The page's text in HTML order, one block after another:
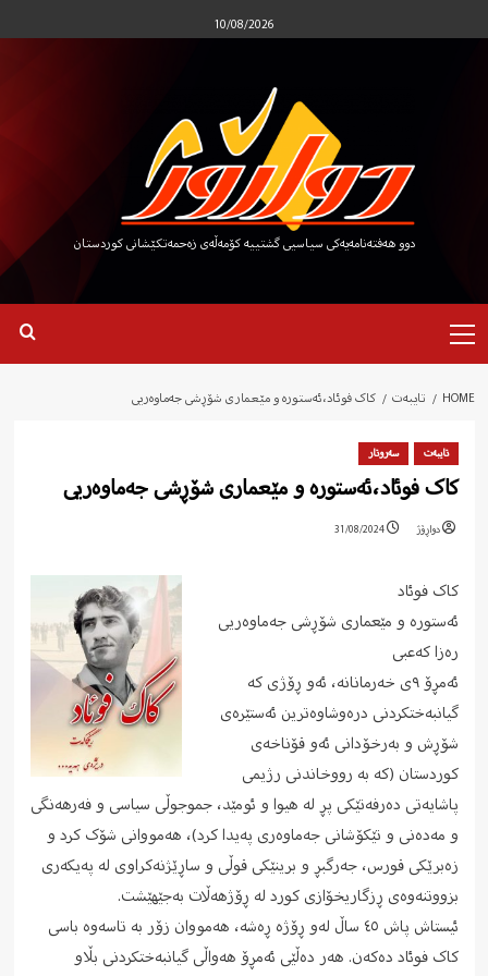
to
10/08/2026
دوو هەفتەنامەیەکی سیاسیی گشتییە کۆمەڵەی زەحمەتکێشانی کوردستان
Menu
HOME تایبەت کاک فوئاد،ئەستورە و مێعماری شۆڕشی جەماوەریی
تایبەت سەروتار
کاک فوئاد،ئەستورە و مێعماری شۆڕشی جەماوەریی
دواڕۆژ 31/08/2024
کاک فوئاد
ئەستورە و مێعماری شۆڕشی جەماوەریی
رەزا کەعبی
ئەمڕۆ ٩ی خەرمانانە، ئەو ڕۆژی که
گیانبەختکردنی درەوشاوەترین ئەستێرەی
شۆڕش و بەرخۆدانی ئەو قۆناخەی
کوردستان (که به رووخاندنی رژیمی
پاشایەتی دەرفەتێکی پڕ له هیوا و ئومێد، جموجوڵی سیاسی و فەرهەنگی
و مەدەنی و تێکۆشانی جەماوەری پەیدا کرد)، ھەمووانی شۆک کرد و
زەبرێکی قورس، جەرگبڕ و برینێکی قوڵی و ساڕێژنەکراوی له پەیکەری
بزووتنەوەی ڕزگاریخۆازی کورد له ڕۆژهەڵات بەجێھێشت.
ئیستاش پاش ٤٥ ساڵ لەو ڕۆژە ڕەشە، هەمووان زۆر به تاسەوە باسی
کاک فوئاد دەکەن. هەر دەڵێی ئەمڕۆ هەواڵی گیانبەختکردنی بڵاو